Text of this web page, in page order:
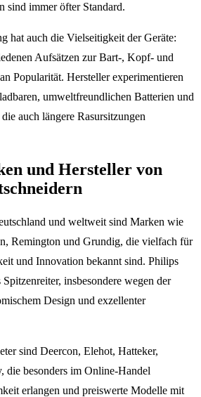
sind immer öfter Standard.
hat auch die Vielseitigkeit der Geräte:
Aufsätzen zur Bart-, Kopf- und
Popularität. Hersteller experimentieren
umweltfreundlichen Batterien und
auch längere Rasursitzungen
und Hersteller von
und weltweit sind Marken wie
Remington und Grundig, die vielfach für
und Innovation bekannt sind. Philips
insbesondere wegen der
Design und exzellenter
sind Deercon, Elehot, Hatteker,
die besonders im Online-Handel
erlangen und preiswerte Modelle mit